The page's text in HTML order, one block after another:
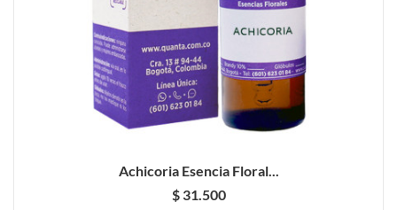
Achicoria Esencia Floral...
$ 31.500